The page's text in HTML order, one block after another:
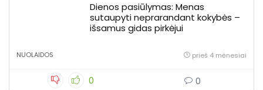
Dienos pasiūlymas: Menas
sutaupyti neprarandant kokybės –
išsamus gidas pirkėjui
NUOLAIDOS prieš 4 mėnesiai
0 0